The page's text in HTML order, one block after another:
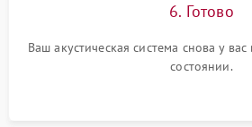
6. Готово
Ваш акустическая система снова у
состоянии.